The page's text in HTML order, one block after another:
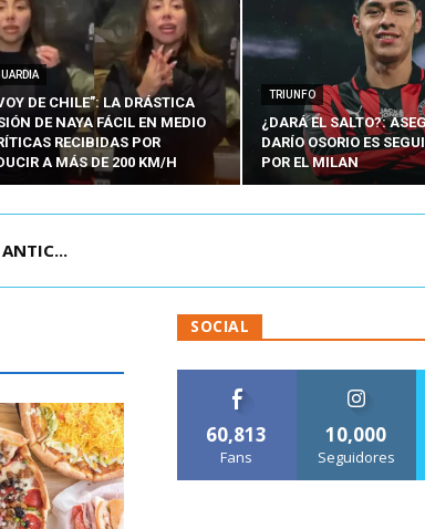
DE CHILE”: LA DRÁSTICA
DE NAYA FÁCIL EN MEDIO
RECIBIDAS POR
A MÁS DE 200 KM/H
TRIUNFO
¿DARÁ EL SALTO?:
DARÍO OSORIO ES
POR EL MILAN
REQU...
SOCIAL
60,813
Fans
10,000
Seguidores